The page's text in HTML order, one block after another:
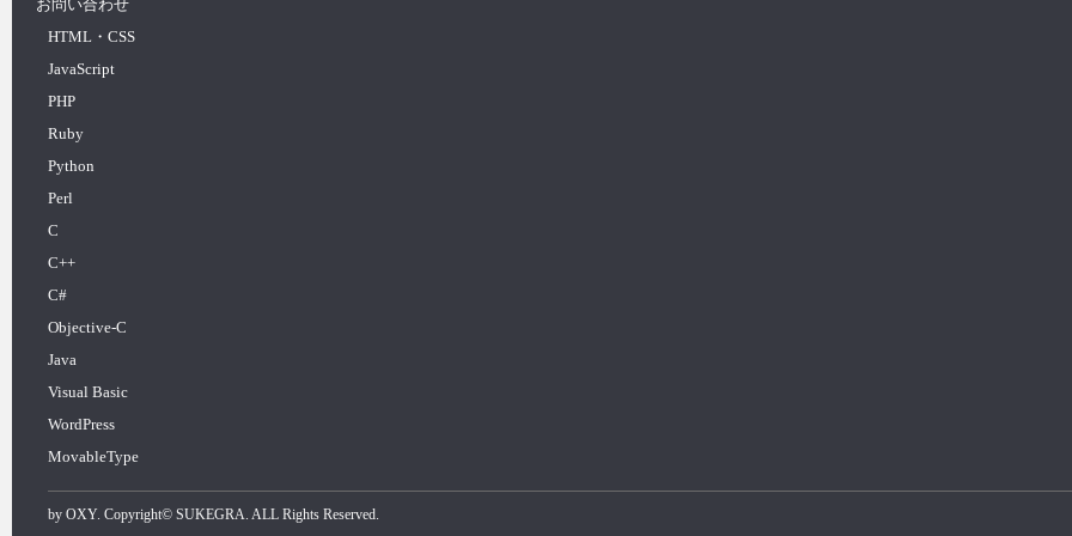
お問い合わせ
HTML・CSS
JavaScript
PHP
Ruby
Python
Perl
C
C++
C#
Objective-C
Java
Visual Basic
WordPress
MovableType
by OXY. Copyright© SUKEGRA . ALL Rights Reserved.